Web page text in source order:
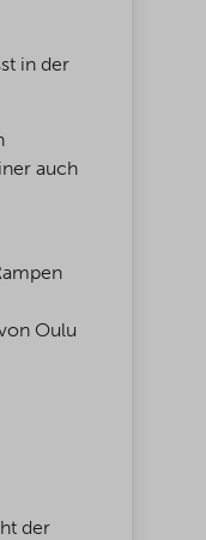
in der
auch
Oulu
der